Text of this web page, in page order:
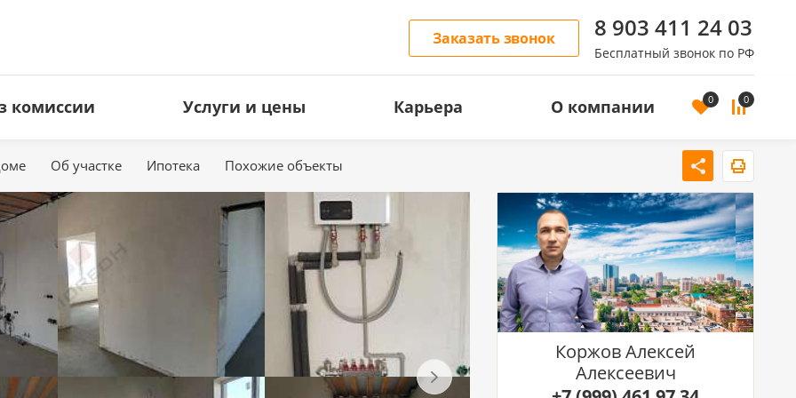
Заказать звонок 8 903 411 24 03
Бесплатный звонок по РФ
ЗЕМЕЛЬНЫЕ УЧАСТКИ
Под ИЖС
КОММЕРЧЕСКАЯ НЕДВИЖИМОСТЬ
Офисы
Торговые площади
Свободное назначение
Производство
Гостиницы
Кафе и рестораны
АРЕНДА ЖИЛОЙ НЕДВИЖИМОСТИ
Аренда квартир
Аренда домов
комиссии Услуги и цены Карьера О компании 0 0
Об участке Ипотека Похожие объекты
Коржов Алексей
Алексеевич